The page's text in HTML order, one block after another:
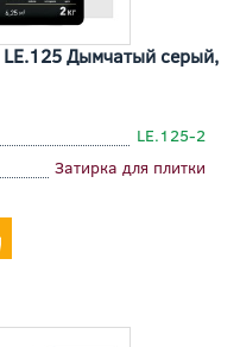
LE.125 Дымчатый серый,
LE.125-2
Затирка для плитки